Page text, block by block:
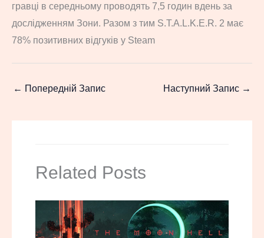
гравці в середньому проводять 7,5 годин вдень за
дослідженням Зони. Разом з тим S.T.A.L.K.E.R. 2 має
78% позитивних відгуків у Steam
← Попередній Запис Наступний Запис →
Related Posts